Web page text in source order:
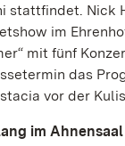
stattfindet. Nick
im
mit fünf
das
vor der
im Ahnensaal